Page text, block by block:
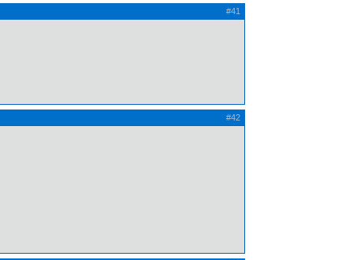
#41
#42